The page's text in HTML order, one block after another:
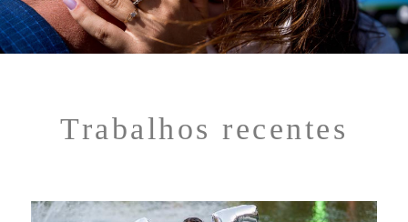
Trabalhos recentes